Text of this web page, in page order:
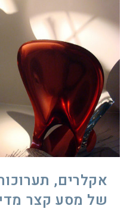
אקלרים,
של מסע קצר